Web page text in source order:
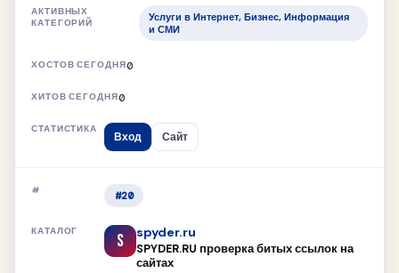
Услуги в Интернет, Бизнес, Информация
и СМИ
0
0
Вход Сайт
#20
S spyder.ru
SPYDER.RU проверка битых ссылок на
сайтах